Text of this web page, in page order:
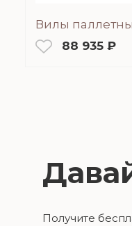
Вилы
88 935 ₽
Получите